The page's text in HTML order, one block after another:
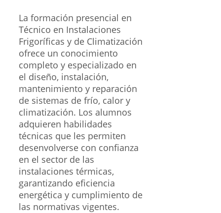
La formación presencial en
Técnico en Instalaciones
Frigoríficas y de Climatización
ofrece un conocimiento
completo y especializado en
el diseño, instalación,
mantenimiento y reparación
de sistemas de frío, calor y
climatización. Los alumnos
adquieren habilidades
técnicas que les permiten
desenvolverse con confianza
en el sector de las
instalaciones térmicas,
garantizando eficiencia
energética y cumplimiento de
las normativas vigentes.